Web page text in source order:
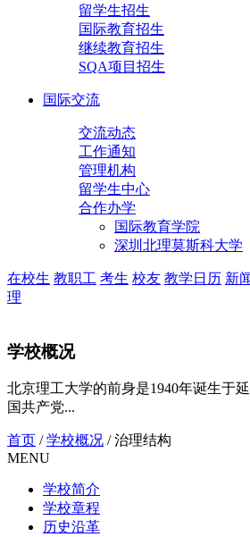
留学生招生
国际教育招生
继续教育招生
SQA项目招生
国际交流
交流动态
工作通知
管理机构
留学生中心
合作办学
国际教育学院
深圳北理莫斯科大学
在校生 教职工 考生 校友 教学日历 新
理
学校概况
北京理工大学的前身是1940年诞生于
国共产党...
首页 /学校概况 /治理结构
MENU
学校简介
学校章程
历史沿革